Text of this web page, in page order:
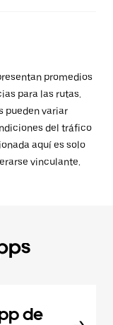
promedios
para las rutas.
pueden variar
del tráfico
aquí es solo
vinculante.
de